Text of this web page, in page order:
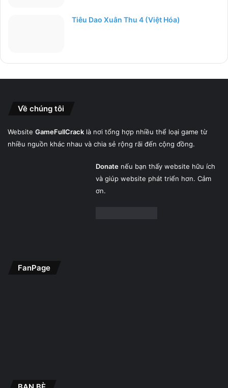
Tiêu Dao Xuân Thu 4 (Việt Hóa)
Về chúng tôi
Website GameFullCrack là nơi tổng hợp nhiều thể loại game từ
nhiều nguồn khác nhau và chia sẻ rộng rãi đến cộng đồng.
Donatenếu bạn thấy website hữu ích
và giúp website phát triển hơn. Cảm
ơn.
FanPage